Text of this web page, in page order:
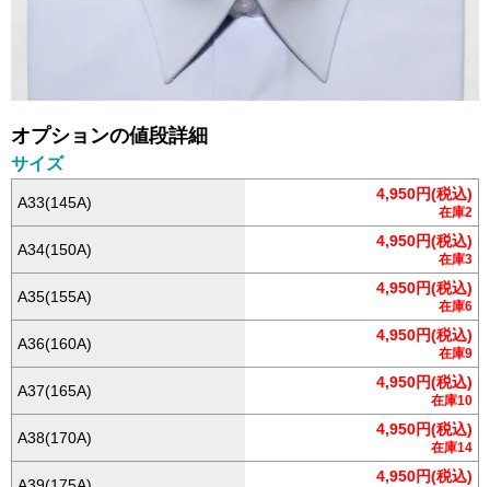
オプションの値段詳細
サイズ
A33(145A) 4,950円(税込)
在庫2
A34(150A) 4,950円(税込)
在庫3
A35(155A) 4,950円(税込)
在庫6
A36(160A) 4,950円(税込)
在庫9
A37(165A) 4,950円(税込)
在庫10
A38(170A) 4,950円(税込)
在庫14
4,950円(税込)